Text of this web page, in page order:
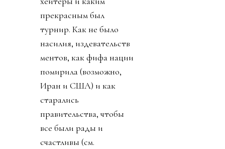
прекрасным был
турнир. Как не было
насилия, издевательств
ментов, как фифа нации
помирила (возможно,
Иран и США) и как
старались
правительства, чтобы
все были рады и
счастливы (см.